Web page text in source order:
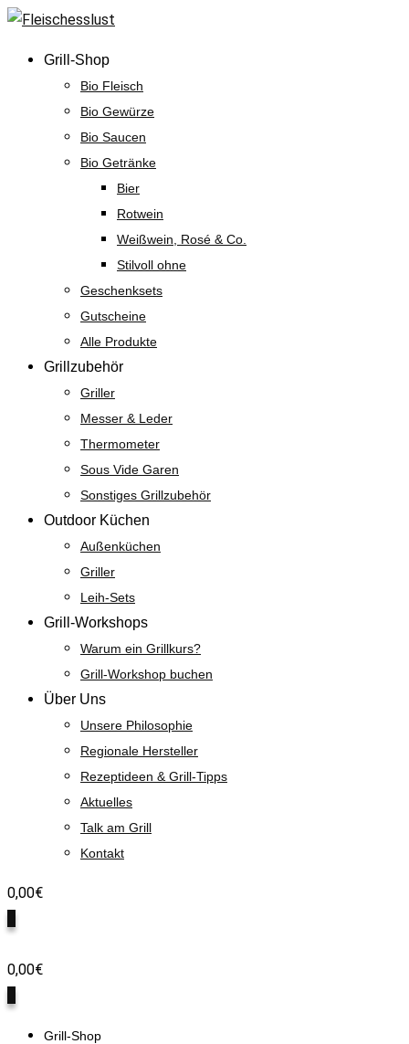
Skip
content
Grill-Shop
Bio Fleisch
Bio Gewürze
Bio Saucen
Bio Getränke
Bier
Rotwein
Weißwein, Rosé & Co.
Stilvoll ohne
Geschenksets
Gutscheine
Alle Produkte
Grillzubehör
Griller
Messer & Leder
Thermometer
Sous Vide Garen
Sonstiges Grillzubehör
Outdoor Küchen
Außenküchen
Griller
Leih-Sets
Grill-Workshops
Warum ein Grillkurs?
Grill-Workshop buchen
Über Uns
Unsere Philosophie
Regionale Hersteller
Rezeptideen & Grill-Tipps
Aktuelles
Talk am Grill
Kontakt
0,00€
0,00€
Grill-Shop